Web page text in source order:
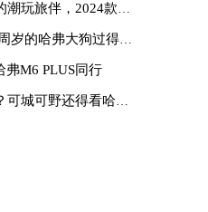
2024款哈弗大狗焕新上市！
哈弗大狗过得如何？
弗M6 PLUS同行
还得看哈弗大狗追猎版